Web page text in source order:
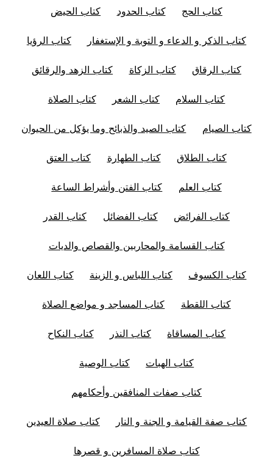
كتاب الحج كتاب الحدود كتاب الحيض
كتاب الذكر و الدعاء و التوبة و الإستغفار كتاب الرؤيا
كتاب الرقاق كتاب الزكاة كتاب الزهد والرقائق
كتاب السلام كتاب الشعر كتاب الصلاة
كتاب الصيام كتاب الصيد والذبائح وما يؤكل من الحيوان
كتاب الطلاق كتاب الطهارة كتاب العتق
كتاب العلم كتاب الفتن وأشراط الساعة
كتاب الفرائض كتاب الفضائل كتاب القدر
كتاب القسامة والمحاربين والقصاص والديات
كتاب الكسوف كتاب اللباس و الزينة كتاب اللعان
كتاب اللقطة كتاب المساجد و مواضع الصلاة
كتاب المساقاة كتاب النذر كتاب النكاح
كتاب الهبات كتاب الوصية
كتاب صفات المنافقين وأحكامهم
كتاب صفة القيامة و الجنة و النار كتاب صلاة العيدين
كتاب صلاة المسافرين و قصرها